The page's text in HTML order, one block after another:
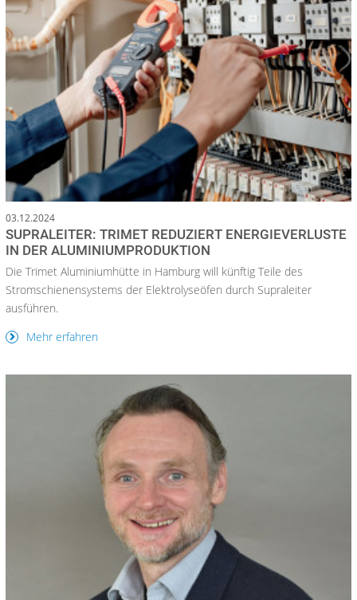
03.12.2024
SUPRALEITER: TRIMET REDUZIERT ENERGIEVERLUSTE
IN DER ALUMINIUMPRODUKTION
Die Trimet Aluminiumhütte in Hamburg will künftig Teile des
Stromschienensystems der Elektrolyseöfen durch Supraleiter
ausführen.
Mehr erfahren